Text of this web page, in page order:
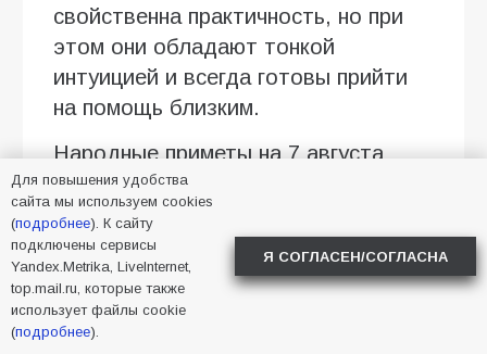
свойственна практичность, но при
этом они обладают тонкой
интуицией и всегда готовы прийти
на помощь близким.
Народные приметы на 7 августа
— Холодное утро 7 августа — к
суровой и ранней зиме.
— Если до обеда погода стоит
ясная и тёплая, то и зима до
декабря будет мягкой.
Для повышения удобства
сайта мы используем cookies
(подробнее). К сайту
подключены сервисы
Yandex.Metrika, LiveInternet,
top.mail.ru, которые также
использует файлы cookie
(подробнее).
Я СОГЛАСЕН/СОГЛАСНА